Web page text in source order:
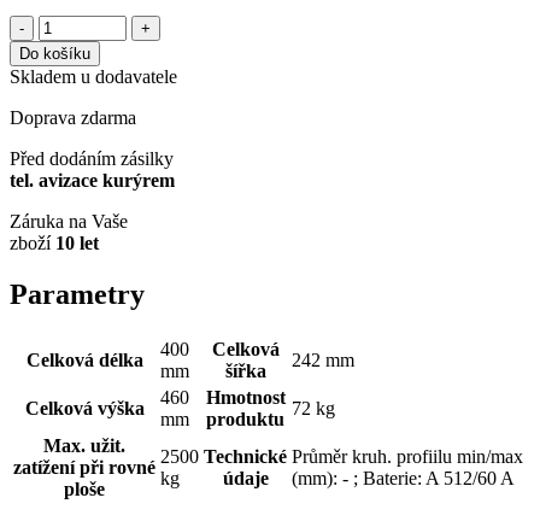
-
+
Do košíku
Skladem u dodavatele
Doprava zdarma
Před dodáním zásilky
tel. avizace kurýrem
Záruka na Vaše
zboží 10 let
Parametry
Celková délka
400
mm
Celková
šířka
242 mm
Celková výška
460
mm
Hmotnost
produktu
72 kg
Max. užit.
zatížení při rovné
ploše
2500
kg
Technické
údaje
Průměr kruh. profiilu min/max
(mm): - ; Baterie: A 512/60 A